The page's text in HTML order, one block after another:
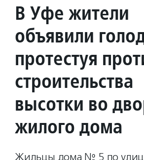
В Уфе жители
объявили
протестуя
строительства
высотки во
жилого дома
Жильцы дома № 5 по